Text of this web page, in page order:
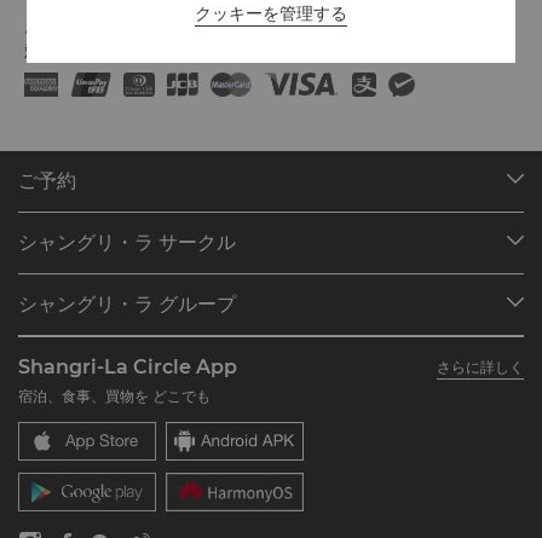
お支払い方法
対象プラットフォームでご利用可能なオンライン決済方法:
ご予約
ご予約の検索
レストラン＆バー
シャングリ・ラ サークル
シャングリ・ラ サークルに入会
よくあるお問合せや質問
SLCに関するお問い合わせ
シャングリ・ラ グループ
シャングリ・ラ ブランド
シャングリ・ラ センター
レジデンス
お問い合わせ
採用情報
企業の社会的責任
ニュース
Shangri-La Circle App
さらに詳しく
宿泊、食事、買物を どこでも
クッキーを管理する